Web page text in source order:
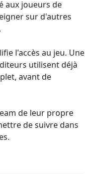
aux joueurs de
sur d'autres
l'accès au jeu. Une
utilisent déjà
avant de
de leur propre
de suivre dans